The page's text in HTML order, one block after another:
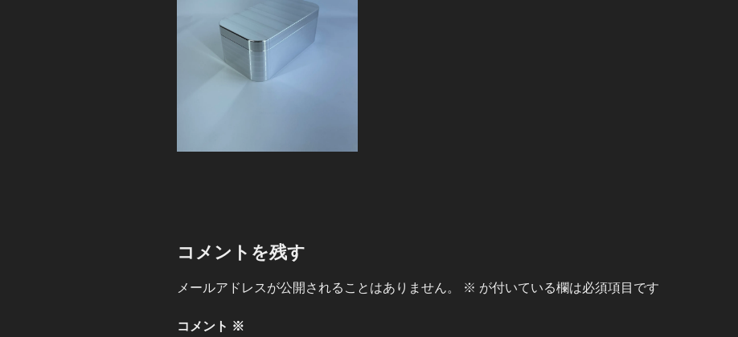
コメントを残す
メールアドレスが公開されることはありません。 ※ が付いている欄は必須項目です
コメント ※